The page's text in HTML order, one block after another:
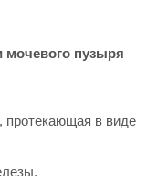
мочевого пузыря
протекающая в виде